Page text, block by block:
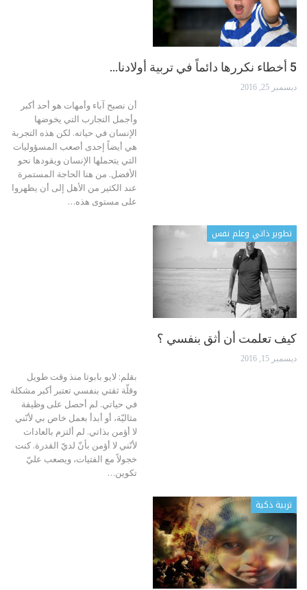
5 أخطاء نكررها دائماً في تربية أولادنا…
ديسمبر 25, 2016
أن نصبح آباء وأمهات هو أحد أكبر
وأجمل التجارب التي يخوضها
الإنسان في حياته. لكن هذه التجربة
هي أيضاً إحدى أصعب المسؤوليات
التي يتحملها الإنسان ويقودها نحو
الأفضل. من هنا الحاجة المستمرة
عند الكثير من الأهل إلى أن يظهروا
على مستوى هذه…
تطوير ذاتي وعلم نفس
كيف تعلمت أن أثق بنفسي ؟
ديسمبر 15, 2016
بقلم: لايو بابوتا منذ وقت طويل
وقلّة ثقتي بنفسي تعتبر أكبر مشكلة
في حياتي. لم أحصل على وظيفة
مثاليّة، أو أبدأ بعمل خاص بي لأنّني
لا أؤمن بذاتي. لم ألتزم بالعادات
لأنّني لا أؤمن بأنّ لديّ القدرة. كنت
خجولاً مع الفتيات، ويصعب عليّ
تكوين…
تربية ذكية